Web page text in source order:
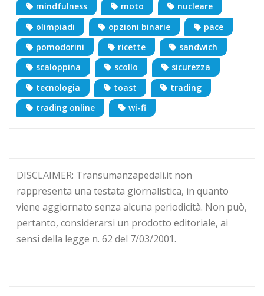
mindfulness
moto
nucleare
olimpiadi
opzioni binarie
pace
pomodorini
ricette
sandwich
scaloppina
scollo
sicurezza
tecnologia
toast
trading
trading online
wi-fi
DISCLAIMER: Transumanzapedali.it non
rappresenta una testata giornalistica, in quanto
viene aggiornato senza alcuna periodicità. Non può,
pertanto, considerarsi un prodotto editoriale, ai
sensi della legge n. 62 del 7/03/2001.